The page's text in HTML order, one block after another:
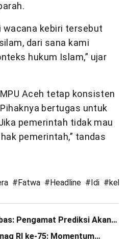
wacana kebiri tersebut
dari sana kami
hukum Islam,” ujar
Aceh tetap konsisten
bertugas untuk
pemerintah tidak mau
pemerintah,” tandas
#Fatwa #Headline #Idi #
Pengamat Prediksi Akan
RI ke-75: Momentum